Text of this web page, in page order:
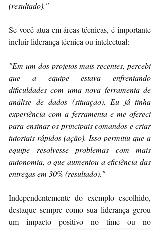
(resultado)."
Se você atua em áreas técnicas, é importante
incluir liderança técnica ou intelectual:
"Em um dos projetos mais recentes, percebi
que a equipe estava enfrentando
dificuldades com uma nova ferramenta de
análise de dados (situação). Eu já tinha
experiência com a ferramenta e me ofereci
para ensinar os principais comandos e criar
tutoriais rápidos (ação). Isso permitiu que a
equipe resolvesse problemas com mais
autonomia, o que aumentou a eficiência das
entregas em 30% (resultado)."
Independentemente do exemplo escolhido,
destaque sempre como sua liderança gerou
um impacto positivo no time ou no